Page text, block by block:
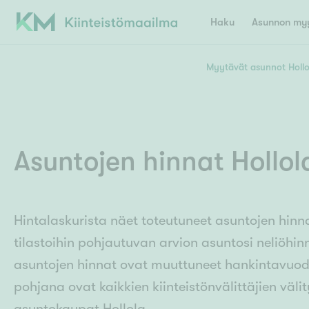
Haku Asunnon
Espoo
Hämeenlinna
I
L
Myytävät asunnot
Asuntojen hinnat
Hintalaskurista näet toteutuneet asuntojen
tilastoihin pohjautuvan arvion asuntosi
asuntojen hinnat ovat muuttuneet
pohjana ovat kaikkien kiinteistönvälittäjien